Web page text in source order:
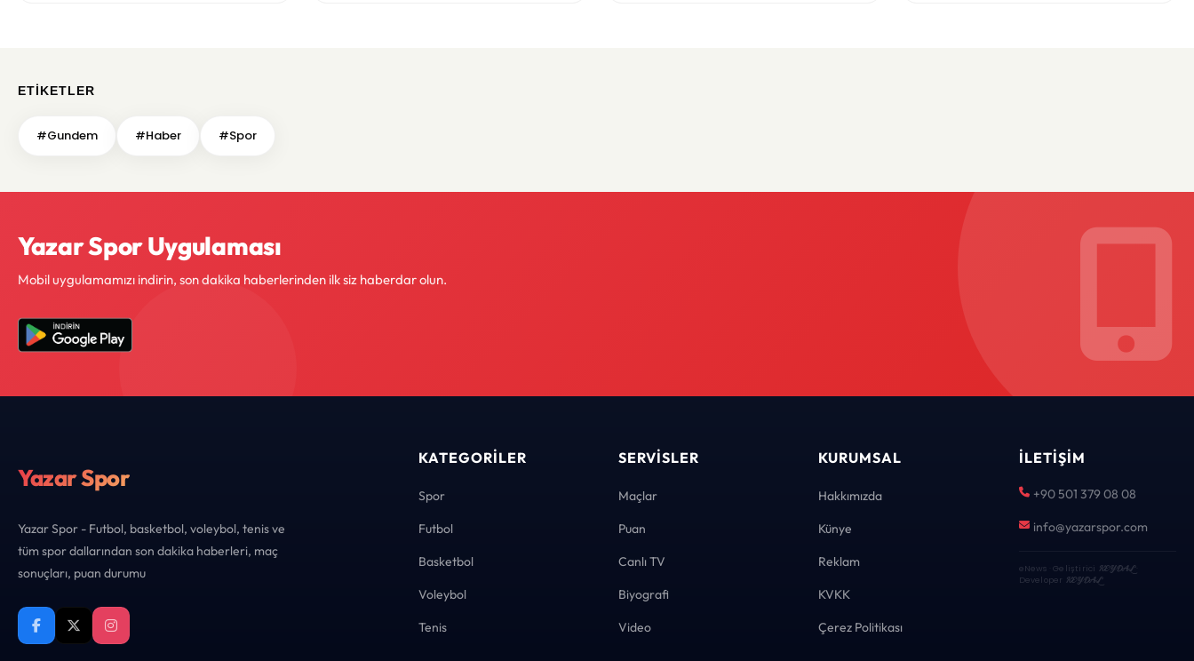
ETIKETLER
#Gundem #Haber #Spor
Yazar Spor Uygulaması
Mobil uygulamamızı indirin, son dakika haberlerinden ilk siz haberdar olun.
Yazar Spor
Yazar Spor - Futbol, basketbol, voleybol, tenis ve
tüm spor dallarından son dakika haberleri, maç
sonuçları, puan durumu
KATEGORILER
Spor
Futbol
Basketbol
Voleybol
Tenis
SERVISLER
Maçlar
Puan
Canlı TV
Biyografi
Video
KURUMSAL
Hakkımızda
Künye
Reklam
KVKK
Çerez Politikası
İLETIŞIM
+90 501 379 08 08
info@yazarspor.com
eNews · Geliştirici KEYDAL·
Developer KEYDAL